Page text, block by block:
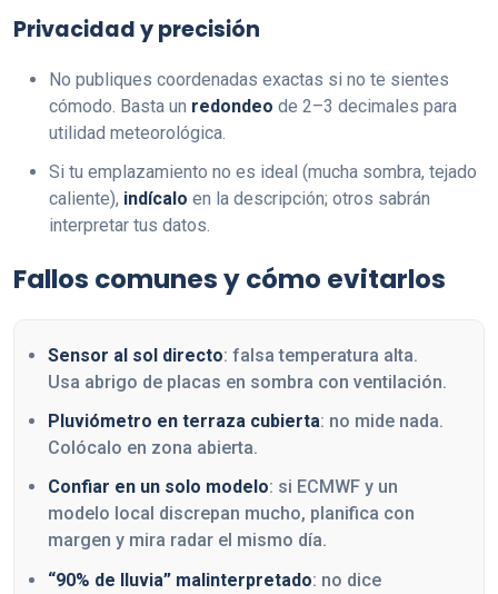
Privacidad y precisión
No publiques coordenadas exactas si no te sientes
cómodo. Basta un redondeo de 2–3 decimales para
utilidad meteorológica.
Si tu emplazamiento no es ideal (mucha sombra, tejado
caliente), indícalo en la descripción; otros sabrán
interpretar tus datos.
Fallos comunes y cómo evitarlos
Sensor al sol directo: falsa temperatura alta.
Usa abrigo de placas en sombra con ventilación.
Pluviómetro en terraza cubierta: no mide nada.
Colócalo en zona abierta.
Confiar en un solo modelo: si ECMWF y un
modelo local discrepan mucho, planifica con
margen y mira radar el mismo día.
“90% de lluvia” malinterpretado: no dice